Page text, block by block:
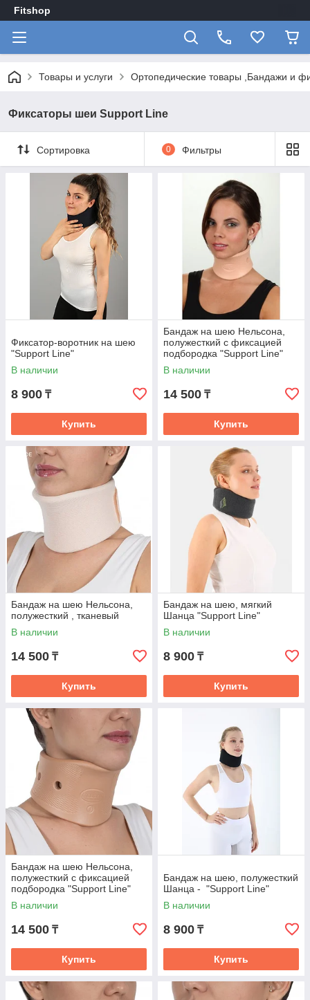
Fitshop
Товары и услуги Ортопедические товары ,Бандажи и
Фиксаторы шеи Support Line
Сортировка 0 Фильтры
Фиксатор-воротник на шею
"Support Line"
В наличии
8 900 ₸
Купить
Бандаж на шею Нельсона,
полужесткий с фиксацией
подбородка "Support Line"
В наличии
14 500 ₸
Купить
Бандаж на шею Нельсона,
полужесткий , тканевый
В наличии
14 500 ₸
Купить
Бандаж на шею, мягкий
Шанца "Support Line"
В наличии
8 900 ₸
Купить
Бандаж на шею Нельсона,
полужесткий с фиксацией
подбородка "Support Line"
В наличии
14 500 ₸
Купить
Бандаж на шею, полужесткий
Шанца - "Support Line"
В наличии
8 900 ₸
Купить